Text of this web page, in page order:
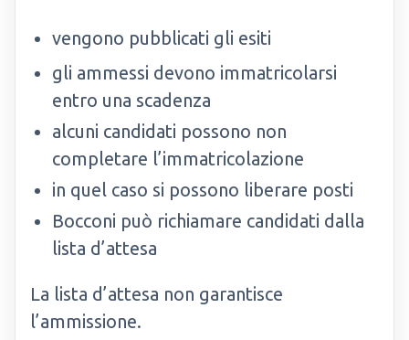
vengono pubblicati gli esiti
gli ammessi devono immatricolarsi
entro una scadenza
alcuni candidati possono non
completare l’immatricolazione
in quel caso si possono liberare posti
Bocconi può richiamare candidati dalla
lista d’attesa
La lista d’attesa non garantisce
l’ammissione.